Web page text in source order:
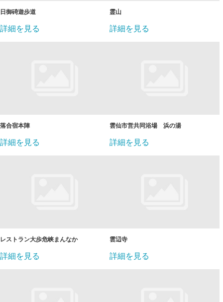
日御碕遊歩道
詳細を見る
霊山
詳細を見る
落合宿本陣
詳細を見る
雲仙市営共同浴場 浜の湯
詳細を見る
レストラン大歩危峡まんなか
詳細を見る
雲辺寺
詳細を見る